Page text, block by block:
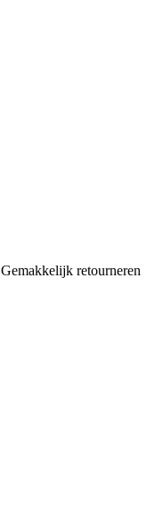
Gemakkelijk retourneren